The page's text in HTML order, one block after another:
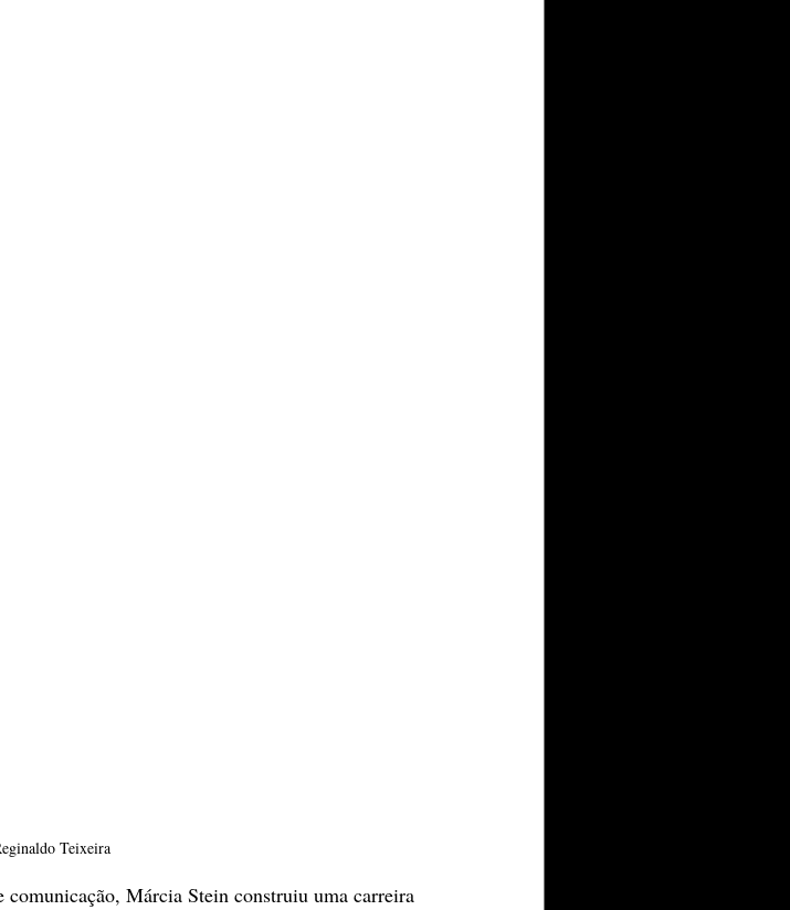
Teixeira
comunicação, Márcia Stein construiu uma carreira